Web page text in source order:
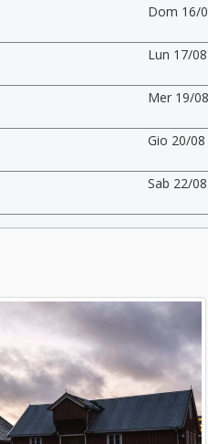
Dom 16/
Lun 17/
Mer 19/
Gio 20/08
Sab 22/